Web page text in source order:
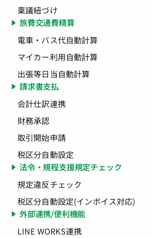
稟議紐づけ
旅費交通費精算
電車・バス代自動計算
マイカー利用自動計算
出張等日当自動計算
請求書支払
会計仕訳連携
財務承認
取引開始申請
税区分自動設定
法令・規程支援規定チェック
規定違反チェック
税区分自動設定(インボイス対応)
外部連携/便利機能
LINE WORKS連携